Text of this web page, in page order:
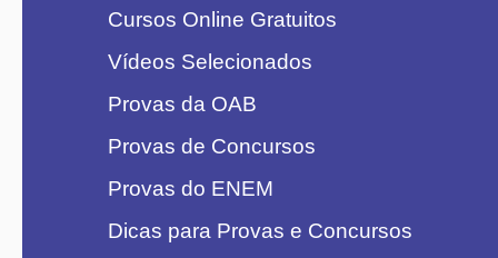
Cursos Online Gratuitos
Vídeos Selecionados
Provas da OAB
Provas de Concursos
Provas do ENEM
Dicas para Provas e Concursos